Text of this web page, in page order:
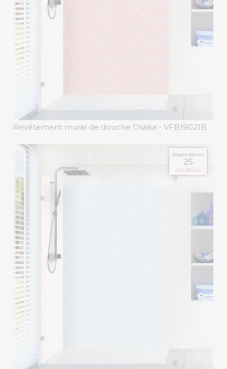
Revêtement mural de douche Osaka - VFB19021B
disponible en
25
couleurs